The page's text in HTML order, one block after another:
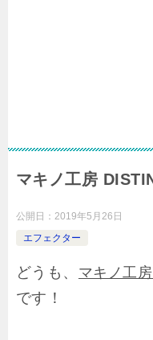
マキノ工房
公開日： 2019年5月26日
エフェクター
どうも、 マキノ工
です！